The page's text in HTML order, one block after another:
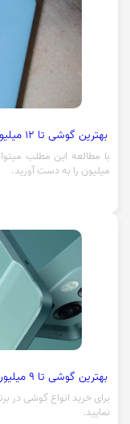
بهترین گوشی تا 12 میلیون تومان
میلیون را به دست آورید.
بهترین گوشی تا 9 میلیون تومان
نمایید.